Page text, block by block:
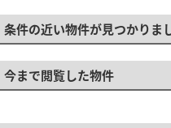
条件の近い物件が見つかりま
今まで閲覧した物件